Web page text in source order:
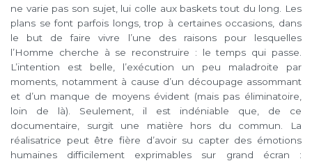
ne varie pas son sujet, lui colle aux baskets tout du long. Les
plans se font parfois longs, trop à certaines occasions, dans
le but de faire vivre l’une des raisons pour lesquelles
l’Homme cherche à se reconstruire : le temps qui passe.
L’intention est belle, l’exécution un peu maladroite par
moments, notamment à cause d’un découpage assommant
et d’un manque de moyens évident (mais pas éliminatoire,
loin de là). Seulement, il est indéniable que, de ce
documentaire, surgit une matière hors du commun. La
réalisatrice peut être fière d’avoir su capter des émotions
humaines difficilement exprimables sur grand écran :